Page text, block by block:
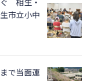
市立小中
で当面運